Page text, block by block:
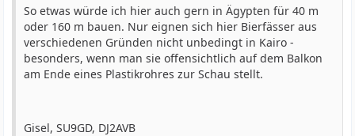
So etwas würde ich hier auch gern in Ägypten für 40 m
oder 160 m bauen. Nur eignen sich hier Bierfässer aus
verschiedenen Gründen nicht unbedingt in Kairo -
besonders, wenn man sie offensichtlich auf dem Balkon
am Ende eines Plastikrohres zur Schau stellt.
Gisel, SU9GD, DJ2AVB